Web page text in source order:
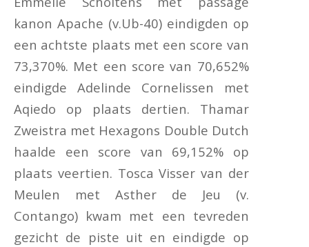
kanon Apache (v.Ub-40) eindigden op
een achtste plaats met een score van
73,370%. Met een score van 70,652%
eindigde Adelinde Cornelissen met
Aqiedo op plaats dertien. Thamar
Zweistra met Hexagons Double Dutch
haalde een score van 69,152% op
plaats veertien. Tosca Visser van der
Meulen met Asther de Jeu (v.
Contango) kwam met een tevreden
gezicht de piste uit en eindigde op